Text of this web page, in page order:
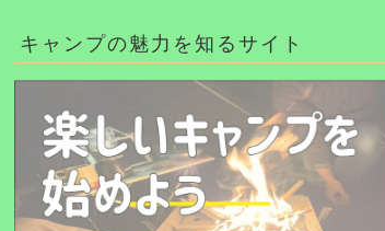
キャンプの魅力を知るサイト